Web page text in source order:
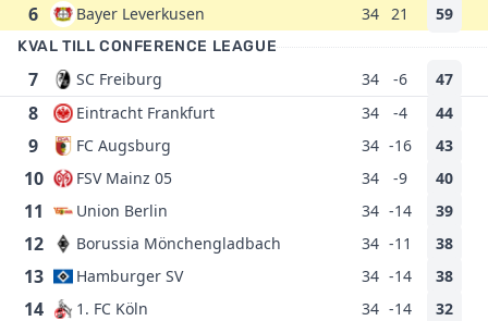
6 Bayer Leverkusen 34 21 59
KVAL TILL CONFERENCE LEAGUE
7 SC Freiburg 34 -6 47
8 Eintracht Frankfurt 34 -4 44
9 FC Augsburg 34 -16 43
10 FSV Mainz 05 34 -9 40
11 Union Berlin 34 -14 39
12 Borussia Mönchengladbach 34 -11 38
13 Hamburger SV 34 -14 38
14 1. FC Köln 34 -14 32